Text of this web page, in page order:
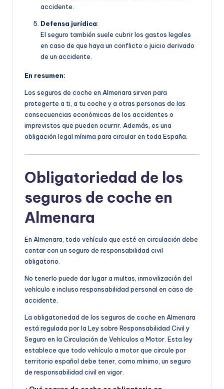
accidente.
Defensa jurídica:
El seguro también suele cubrir los gastos legales
en caso de que haya un conflicto o juicio derivado
de un accidente.
En resumen:
Los seguros de coche en Almenara sirven para
protegerte a ti, a tu coche y a otras personas de las
consecuencias económicas de los accidentes o
imprevistos que pueden ocurrir. Además, es una
obligación legal mínima para circular en toda España.
Obligatoriedad de los
seguros de coche en
Almenara
En Almenara, todo vehículo que esté en circulación debe
contar con un seguro de responsabilidad civil
obligatorio.
No tenerlo puede dar lugar a multas, inmovilización del
vehículo e incluso responsabilidad personal en caso de
accidente.
La obligatoriedad de los seguros de coche en Almenara
está regulada por la Ley sobre Responsabilidad Civil y
Seguro en la Circulación de Vehículos a Motor. Esta ley
establece que todo vehículo a motor que circule por
territorio español debe tener, como mínimo, un seguro
de responsabilidad civil en vigor.